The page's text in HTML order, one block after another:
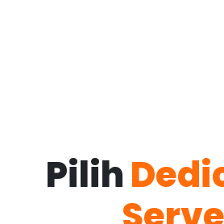
Pilih